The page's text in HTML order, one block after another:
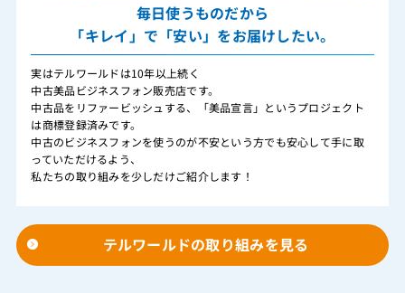
毎日使うものだから
「キレイ」で「安い」をお届けしたい。
実はテルワールドは10年以上続く
中古美品ビジネスフォン販売店です。
中古品をリファービッシュする、「美品宣言」というプロジェクト
は商標登録済みです。
中古のビジネスフォンを使うのが不安という方でも安心して手に取
っていただけるよう、
私たちの取り組みを少しだけご紹介します！
テルワールドの取り組みを見る